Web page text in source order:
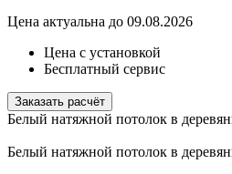
Цена актуальна до 09.08.2026
Цена с установкой
Бесплатный сервис
Заказать расчёт
Белый натяжной потолок в
Белый натяжной потолок в